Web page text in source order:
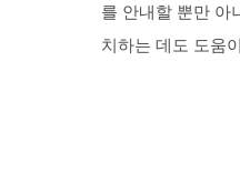
를 안내할 뿐만 아
치하는 데도 도움